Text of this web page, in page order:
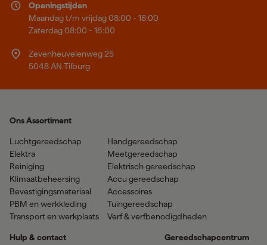
Openingstijden
Maandag t/m vrijdag 08:00 - 18:00
Zaterdag 08:00 - 16:00
Zevenheuvelenweg 25
5048 AN Tilburg
Ons Assortiment
Luchtgereedschap
Elektra
Reiniging
Klimaatbeheersing
Bevestigingsmateriaal
PBM en werkkleding
Transport en werkplaats
Handgereedschap
Meetgereedschap
Elektrisch gereedschap
Accu gereedschap
Accessoires
Tuingereedschap
Verf & verfbenodigdheden
Hulp & contact Gereedschapcentrum